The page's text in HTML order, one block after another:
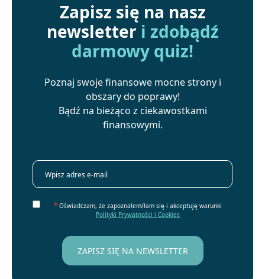
Zapisz się na nasz
newsletter i zdobądź
darmowy quiz!
Poznaj swoje finansowe mocne strony i
obszary do poprawy!
Bądź na bieżąco z ciekawostkami
finansowymi.
* Oświadczam, że zapoznałem/łam się i akceptuję warunki
Polityki Prywatności i Cookies